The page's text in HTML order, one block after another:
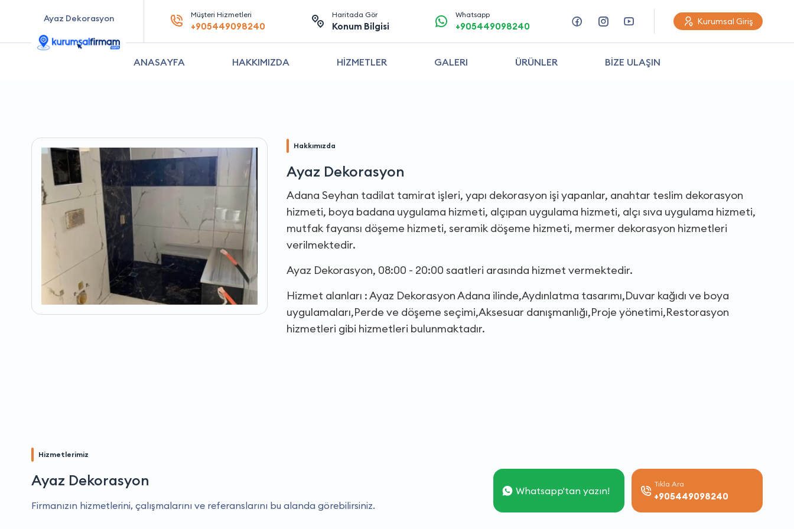
Ayaz Dekorasyon Müşteri Hizmetleri
+905449098240
Haritada Gör
Konum Bilgisi
Whatsapp
+905449098240 Kurumsal Giriş
ANASAYFA HAKKIMIZDA HİZMETLER GALERI ÜRÜNLER BİZE ULAŞIN
Hakkımızda
Ayaz Dekorasyon
Adana Seyhan tadilat tamirat işleri, yapı dekorasyon işi yapanlar, anahtar teslim dekorasyon
hizmeti, boya badana uygulama hizmeti, alçıpan uygulama hizmeti, alçı sıva uygulama hizmeti,
mutfak fayansı döşeme hizmeti, seramik döşeme hizmeti, mermer dekorasyon hizmetleri
verilmektedir.
Ayaz Dekorasyon, 08:00 - 20:00 saatleri arasında hizmet vermektedir.
Hizmet alanları : Ayaz Dekorasyon Adana ilinde,Aydınlatma tasarımı,Duvar kağıdı ve boya
uygulamaları,Perde ve döşeme seçimi,Aksesuar danışmanlığı,Proje yönetimi,Restorasyon
hizmetleri gibi hizmetleri bulunmaktadır.
Hizmetlerimiz
Ayaz Dekorasyon
Firmanızın hizmetlerini, çalışmalarını ve referanslarını bu alanda görebilirsiniz.
Whatsapp'tan yazın!
Tıkla Ara
+905449098240